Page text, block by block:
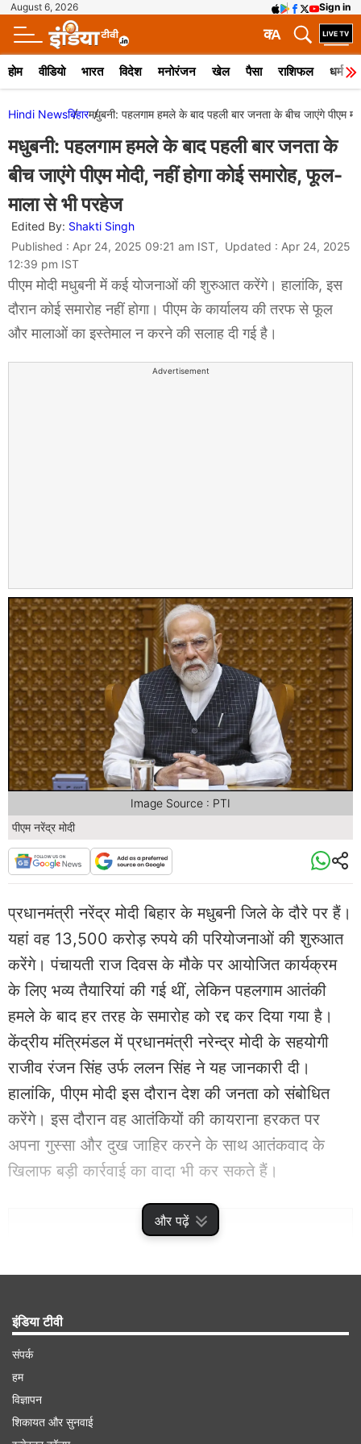
August 6, 2026 Sign in
A
क
होम वीडियो भारत विदेश मनोरंजन खेल पैसा राशिफल धर्म
और पढ़ें
Hindi Newsबिहारमधुबनी: पहलगाम हमले के बाद पहली बार जनता के बीच जाएंगे पीएम
मधुबनी: पहलगाम हमले के बाद पहली बार जनता के
बीच जाएंगे पीएम मोदी, नहीं होगा कोई समारोह, फूल-
माला से भी परहेज
Edited By: Shakti Singh
Published : Apr 24, 2025 09:21 am IST, Updated : Apr 24, 2025
12:39 pm IST
पीएम मोदी मधुबनी में कई योजनाओं की शुरुआत करेंगे। हालांकि, इस
दौरान कोई समारोह नहीं होगा। पीएम के कार्यालय की तरफ से फूल
और मालाओं का इस्तेमाल न करने की सलाह दी गई है।
Advertisement
पीएम नरेंद्र मोदी
Image Source : PTI
प्रधानमंत्री नरेंद्र मोदी बिहार के मधुबनी जिले के दौरे पर हैं।
यहां वह 13,500 करोड़ रुपये की परियोजनाओं की शुरुआत
करेंगे। पंचायती राज दिवस के मौके पर आयोजित कार्यक्रम
के लिए भव्य तैयारियां की गई थीं, लेकिन पहलगाम आतंकी
हमले के बाद हर तरह के समारोह को रद्द कर दिया गया है।
केंद्रीय मंत्रिमंडल में प्रधानमंत्री नरेन्द्र मोदी के सहयोगी
राजीव रंजन सिंह उर्फ ​​ललन सिंह ने यह जानकारी दी।
हालांकि, पीएम मोदी इस दौरान देश की जनता को संबोधित
करेंगे। इस दौरान वह आतंकियों की कायराना हरकत पर
अपना गुस्सा और दुख जाहिर करने के साथ आतंकवाद के
खिलाफ बड़ी कार्रवाई का वादा भी कर सकते हैं।
Advertisement
इंडिया टीवी
संपर्क
हम
विज्ञापन
शिकायत और सुनवाई